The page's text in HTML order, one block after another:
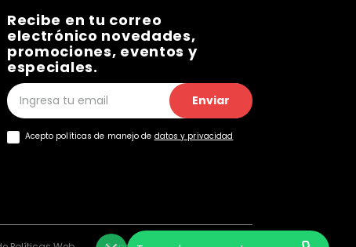
Recibe en tu correo
electrónico novedades,
promociones, eventos y
especiales.
Enviar
Acepto políticas de manejo de datos y privacidad